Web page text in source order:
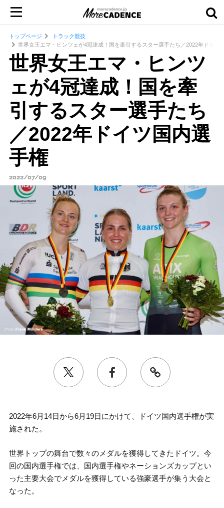
トップページ
トラック競技
世界女王エマ・ヒンツェが4冠達成！国を牽引するスター選手たち／2022年ドイツ
世界女王エマ・ヒンツ
ェが4冠達成！国を牽
引するスター選手たち
／2022年ドイツ国内選
手権
2022/07/09
2022年6月14日から6月19日にかけて、ドイツ国内選手権が実
施された。
世界トップの舞台で数々のメダルを獲得してきたドイツ。今
回の国内選手権では、国内選手権やネーションズカップとい
った主要大会でメダルを獲得している強豪選手が集う大会と
なった。